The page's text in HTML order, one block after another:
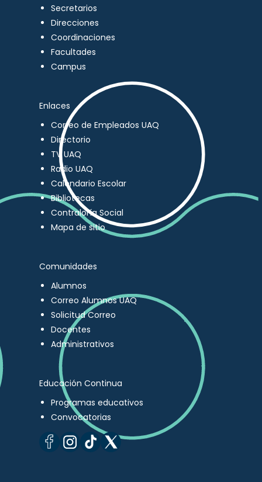
Secretarios
Direcciones
Coordinaciones
Facultades
Campus
Enlaces
Correo de Empleados UAQ
Directorio
TV UAQ
Radio UAQ
Calendario Escolar
Bibliotecas
Contraloría Social
Mapa de sitio
Comunidades
Alumnos
Correo Alumnos UAQ
Solicitud Correo
Docentes
Administrativos
Educación Continua
Programas educativos
Convocatorias